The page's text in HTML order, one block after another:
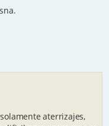
aterrizajes,